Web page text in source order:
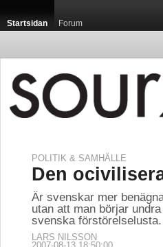
Startsidan Forum
POLITIK & SAMHÄLLE
Den
Är svenskar mer
utan att man börjar
svenska förstörelselusta.
LARS NILSSON